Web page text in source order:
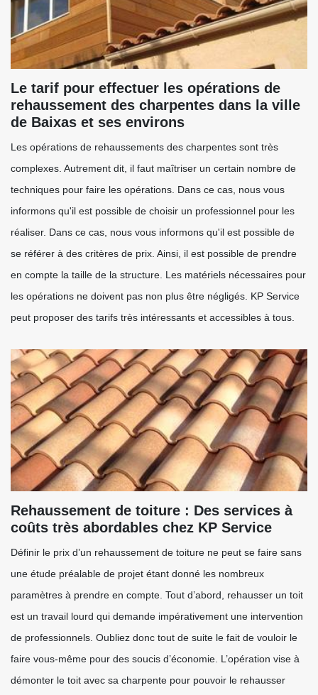
Le tarif pour effectuer les opérations de
rehaussement des charpentes dans la ville
de Baixas et ses environs
Les opérations de rehaussements des charpentes sont très
complexes. Autrement dit, il faut maîtriser un certain nombre de
techniques pour faire les opérations. Dans ce cas, nous vous
informons qu'il est possible de choisir un professionnel pour les
réaliser. Dans ce cas, nous vous informons qu'il est possible de
se référer à des critères de prix. Ainsi, il est possible de prendre
en compte la taille de la structure. Les matériels nécessaires pour
les opérations ne doivent pas non plus être négligés. KP Service
peut proposer des tarifs très intéressants et accessibles à tous.
Rehaussement de toiture : Des services à
coûts très abordables chez KP Service
Définir le prix d’un rehaussement de toiture ne peut se faire sans
une étude préalable de projet étant donné les nombreux
paramètres à prendre en compte. Tout d’abord, rehausser un toit
est un travail lourd qui demande impérativement une intervention
de professionnels. Oubliez donc tout de suite le fait de vouloir le
faire vous-même pour des soucis d’économie. L’opération vise à
démonter le toit avec sa charpente pour pouvoir le rehausser